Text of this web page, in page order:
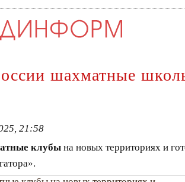
шахматные
21:58
клубы на новых территориях и